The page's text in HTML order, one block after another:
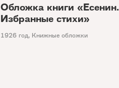
Обложка книги «Есенин.
Избранные стихи»
1926 год, Книжные обложки